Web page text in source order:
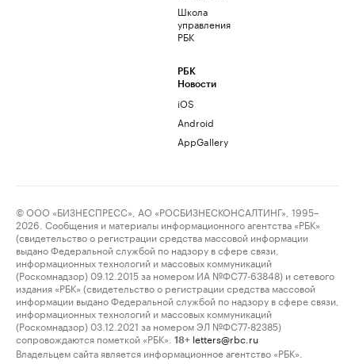
Школа
управления
РБК
РБК
Новости
iOS
Android
AppGallery
© ООО «БИЗНЕСПРЕСС», АО «РОСБИЗНЕСКОНСАЛТИНГ», 1995–
2026. Сообщения и материалы информационного агентства «РБК»
(свидетельство о регистрации средства массовой информации
выдано Федеральной службой по надзору в сфере связи,
информационных технологий и массовых коммуникаций
(Роскомнадзор) 09.12.2015 за номером ИА №ФС77-63848) и сетевого
издания «РБК» (свидетельство о регистрации средства массовой
информации выдано Федеральной службой по надзору в сфере связи,
информационных технологий и массовых коммуникаций
(Роскомнадзор) 03.12.2021 за номером ЭЛ №ФС77-82385)
сопровождаются пометкой «РБК».
18+ letters@rbc.ru
Владельцем сайта является информационное агентство «РБК».